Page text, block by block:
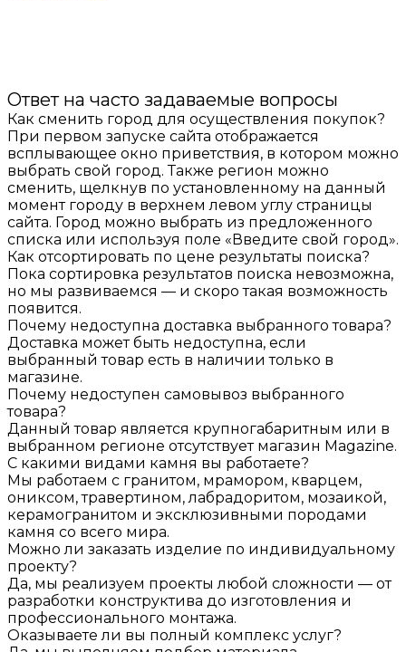
Ответ на часто задаваемые вопросы
Как сменить город для осуществления покупок?
При первом запуске сайта отображается
всплывающее окно приветствия, в котором можно
выбрать свой город. Также регион можно
сменить, щелкнув по установленному на данный
момент городу в верхнем левом углу страницы
сайта. Город можно выбрать из предложенного
списка или используя поле «Введите свой город».
Как отсортировать по цене результаты поиска?
Пока сортировка результатов поиска невозможна,
но мы развиваемся — и скоро такая возможность
появится.
Почему недоступна доставка выбранного товара?
Доставка может быть недоступна, если
выбранный товар есть в наличии только в
магазине.
Почему недоступен самовывоз выбранного
товара?
Данный товар является крупногабаритным или в
выбранном регионе отсутствует магазин Magazine.
С какими видами камня вы работаете?
Мы работаем с гранитом, мрамором, кварцем,
ониксом, травертином, лабрадоритом, мозаикой,
керамогранитом и эксклюзивными породами
камня со всего мира.
Можно ли заказать изделие по индивидуальному
проекту?
Да, мы реализуем проекты любой сложности — от
разработки конструктива до изготовления и
профессионального монтажа.
Оказываете ли вы полный комплекс услуг?